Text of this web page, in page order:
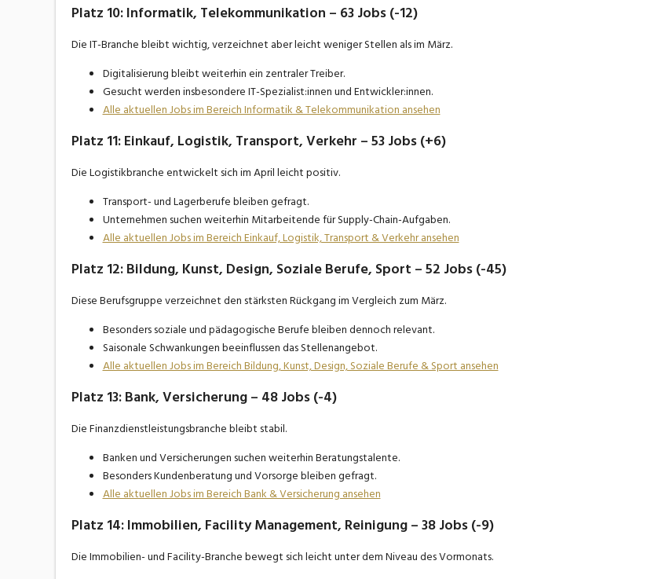
Platz 10: Informatik, Telekommunikation – 63 Jobs (-12)
Die IT-Branche bleibt wichtig, verzeichnet aber leicht weniger Stellen als im März.
Digitalisierung bleibt weiterhin ein zentraler Treiber.
Gesucht werden insbesondere IT-Spezialist:innen und Entwickler:innen.
Alle aktuellen Jobs im Bereich Informatik & Telekommunikation ansehen
Platz 11: Einkauf, Logistik, Transport, Verkehr – 53 Jobs (+6)
Die Logistikbranche entwickelt sich im April leicht positiv.
Transport- und Lagerberufe bleiben gefragt.
Unternehmen suchen weiterhin Mitarbeitende für Supply-Chain-Aufgaben.
Alle aktuellen Jobs im Bereich Einkauf, Logistik, Transport & Verkehr ansehen
Platz 12: Bildung, Kunst, Design, Soziale Berufe, Sport – 52 Jobs (-45)
Diese Berufsgruppe verzeichnet den stärksten Rückgang im Vergleich zum März.
Besonders soziale und pädagogische Berufe bleiben dennoch relevant.
Saisonale Schwankungen beeinflussen das Stellenangebot.
Alle aktuellen Jobs im Bereich Bildung, Kunst, Design, Soziale Berufe & Sport ansehen
Platz 13: Bank, Versicherung – 48 Jobs (-4)
Die Finanzdienstleistungsbranche bleibt stabil.
Banken und Versicherungen suchen weiterhin Beratungstalente.
Besonders Kundenberatung und Vorsorge bleiben gefragt.
Alle aktuellen Jobs im Bereich Bank & Versicherung ansehen
Platz 14: Immobilien, Facility Management, Reinigung – 38 Jobs (-9)
Die Immobilien- und Facility-Branche bewegt sich leicht unter dem Niveau des Vormonats.